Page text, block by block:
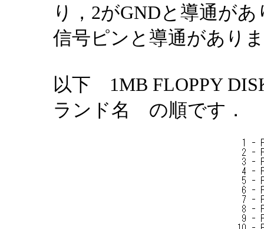
り，2がGNDと導通が
信号ピンと導通があり
以下 1MB FLOPPY
ランド名 の順です．